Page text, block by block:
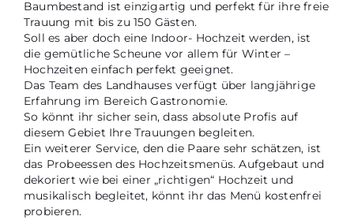
Baumbestand ist einzigartig und perfekt für ihre freie
Trauung mit bis zu 150 Gästen.
Soll es aber doch eine Indoor- Hochzeit werden, ist
die gemütliche Scheune vor allem für Winter –
Hochzeiten einfach perfekt geeignet.
Das Team des Landhauses verfügt über langjährige
Erfahrung im Bereich Gastronomie.
So könnt ihr sicher sein, dass absolute Profis auf
diesem Gebiet Ihre Trauungen begleiten.
Ein weiterer Service, den die Paare sehr schätzen, ist
das Probeessen des Hochzeitsmenüs. Aufgebaut und
dekoriert wie bei einer „richtigen“ Hochzeit und
musikalisch begleitet, könnt ihr das Menü kostenfrei
probieren.